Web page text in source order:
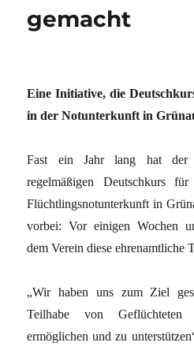
gemacht
Eine Initiative, die
in der Notunterkunft in
Fast ein Jahr lang hat der
regelmäßigen Deutschkurs
Flüchtlingsnotunterkunft in
vorbei: Vor einigen Wochen
dem Verein diese ehrenamtliche
„Wir haben uns zum Ziel
Teilhabe von
ermöglichen und zu